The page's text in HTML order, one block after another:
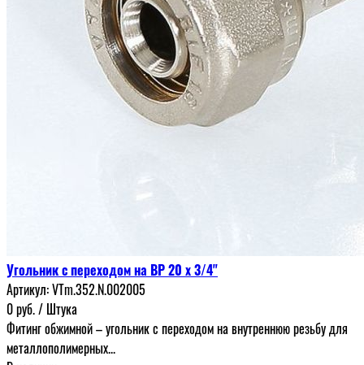
Угольник с переходом на ВР 20 х 3/4"
Артикул:VTm.352.N.002005
0руб./ Штука
Фитинг обжимной – угольник с переходом на внутреннюю резьбу для
металлополимерных...